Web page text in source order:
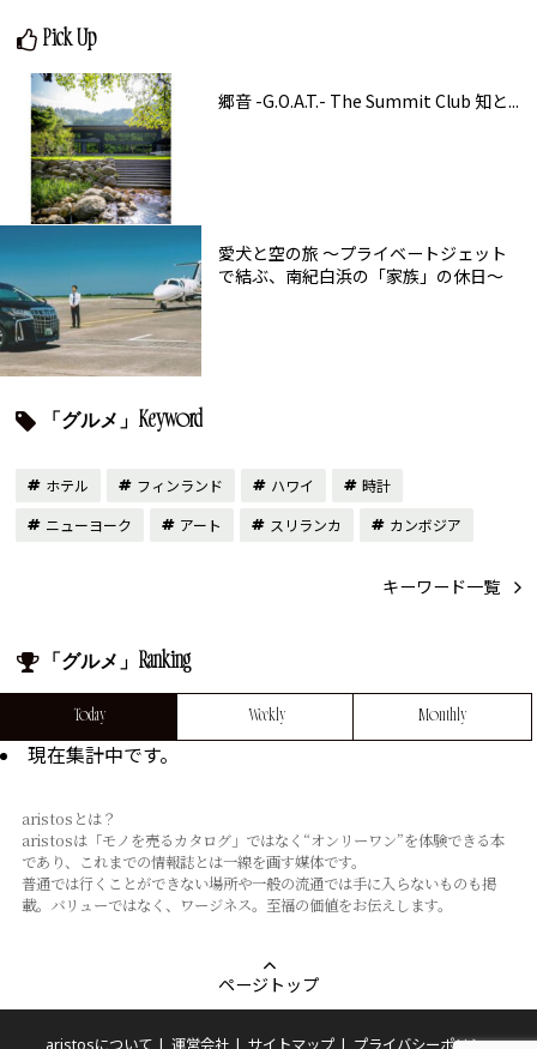
Pick Up
郷音 -G.O.A.T.- The Summit Club 知と...
愛犬と空の旅 ～プライベートジェット
で結ぶ、南紀白浜の「家族」の休日～
「グルメ」Keyword
ホテル フィンランド ハワイ
時計
ニューヨーク
アート スリランカ カンボジア
キーワード一覧
「グルメ」Ranking
Today Weekly Monthly
現在集計中です。
aristosとは？
aristosは「モノを売るカタログ」ではなく“オンリーワン”を体験できる本
であり、これまでの情報誌とは⼀線を画す媒体です。
普通では⾏くことができない場所や⼀般の流通では⼿に⼊らないものも掲
載。バリューではなく、ワージネス。⾄福の価値をお伝えします。
ページトップ
aristosについて 運営会社 サイトマップ プライバシーポリシー